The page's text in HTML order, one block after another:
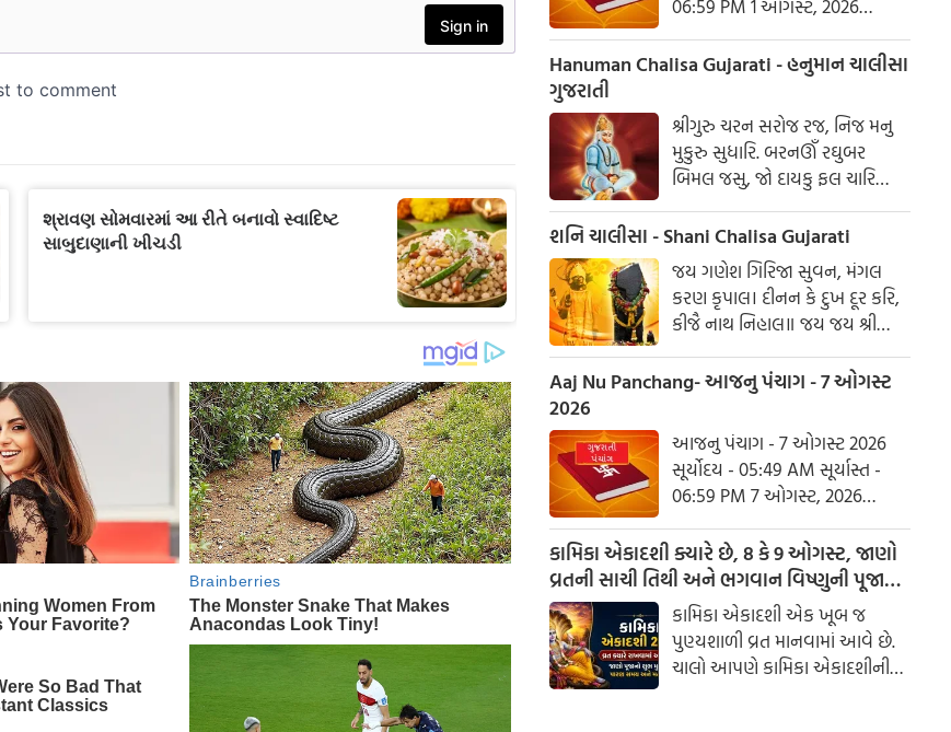
06:59 PM 1 ઓગસ્ટ, 2026
શનિવાર આષાઢ વદ ત્રિજ- વિક્રમ
સંવત 2082
Hanuman Chalisa Gujarati - હનુમાન ચાલીસા
ગુજરાતી
શ્રીગુરુ ચરન સરોજ રજ, નિજ મનુ
મુકુરુ સુધારિ. બરનઊઁ રઘુબર
બિમલ જસુ, જો દાયકુ ફલ ચારિ
બુદ્ધિહીન તનુ જાનિકે, સુમિરૌં પવન-
કુમાર. બલ બુદ્ધિ બિદ્યા દેહુ મોહિં,
હરહુ કલેસ બિકાર
શનિ ચાલીસા - Shani Chalisa Gujarati
જય ગણેશ ગિરિજા સુવન, મંગલ
કરણ કૃપાલ। દીનન કે દુખ દૂર કરિ,
કીજૈ નાથ નિહાલ॥ જય જય શ્રી
શનિદેવ પ્રભુ, સુનહુ વિનય મહારાજ।
કરહુ કૃપા હે રવિ તનય, રાખહુ જન
કી લાજ॥ શનિ ચાલીસા ચૌપાઈ :
Aaj Nu Panchang- આજનુ પંચાગ - 7 ઓગસ્ટ
2026
આજનુ પંચાગ - 7 ઓગસ્ટ 2026
સૂર્યોદય - 05:49 AM સૂર્યાસ્ત -
06:59 PM 7 ઓગસ્ટ, 2026
શુક્રવાર આષાઢ વદ નોમ - વિક્રમ
સંવત 2082
કામિકા એકાદશી ક્યારે છે, 8 કે 9 ઓગસ્ટ, જાણો
વ્રતની સાચી તિથી અને ભગવાન વિષ્ણુની પૂજાનું
શુભ મુહૂર્ત
કામિકા એકાદશી એક ખૂબ જ
પુણ્યશાળી વ્રત માનવામાં આવે છે.
ચાલો આપણે કામિકા એકાદશીની